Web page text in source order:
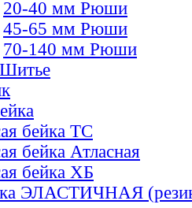
20-40 мм Рюши
45-65 мм Рюши
70-140 мм Рюши
бейка ТС
бейка Атласная
бейка ХБ
ЭЛАСТИЧНАЯ